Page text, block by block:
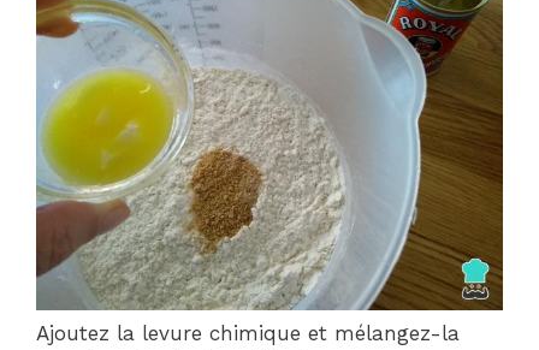
Ajoutez la levure chimique et mélangez-la